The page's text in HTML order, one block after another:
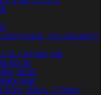
POCHODOVÉ
A PERKUSIE
BICIE
BICIE
JOGA, ETHNO,